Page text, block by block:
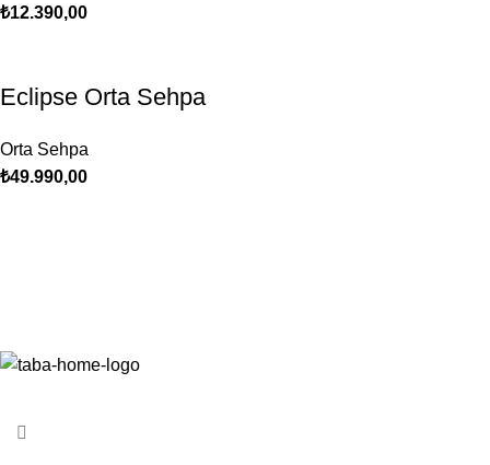
₺12.390,00
Eclipse Orta Sehpa
Orta Sehpa
₺49.990,00